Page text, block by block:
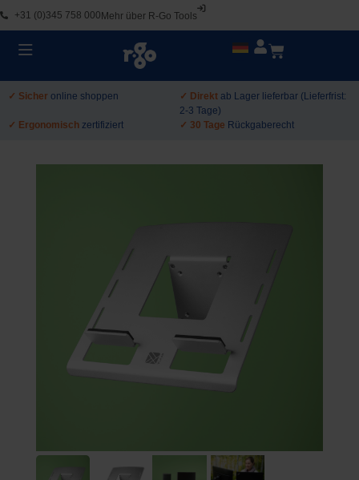
+31 (0)345 758 000 Mehr über R-Go Tools
✓ Sicher online shoppen ✓ Direkt ab Lager lieferbar (Lieferfrist:
2-3 Tage)
✓ Ergonomisch zertifiziert ✓ 30 Tage Rückgaberecht